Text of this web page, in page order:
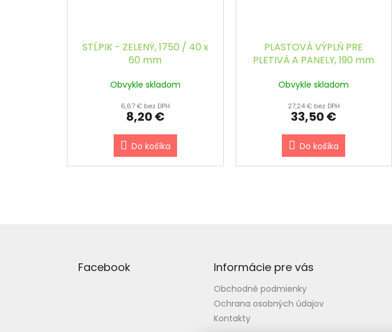
STĹPIK - ZELENÝ, 1750 / 40 x
60 mm
Obvykle skladom
6,67 € bez DPH
8,20 €
Do košíka
PLASTOVÁ VÝPLŇ PRE
PLETIVÁ A PANELY, 190 mm
6005
Obvykle skladom
27,24 € bez DPH
33,50 €
Do košíka
Facebook Informácie pre vás
Obchodné podmienky
Ochrana osobných údajov
Kontakty